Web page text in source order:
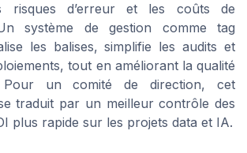
risques d’erreur et les coûts de
système de gestion comme tag
les balises, simplifie les audits et
tout en améliorant la qualité
Pour un comité de direction, cet
traduit par un meilleur contrôle des
plus rapide sur les projets data et IA.